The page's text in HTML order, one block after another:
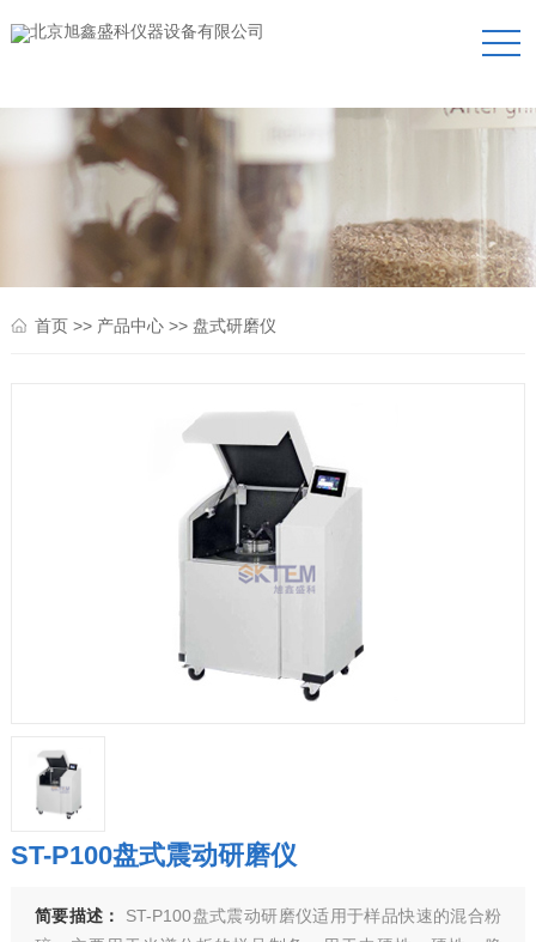
首页>> 产品中心>> 盘式研磨仪
ST-P100盘式震动研磨仪
简要描述：
ST-P100盘式震动研磨仪适用于样品快速的混合粉